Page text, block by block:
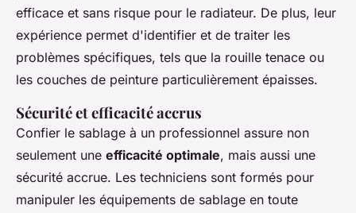
efficace et sans risque pour le radiateur. De plus, leur
expérience permet d'identifier et de traiter les
problèmes spécifiques, tels que la rouille tenace ou
les couches de peinture particulièrement épaisses.
Sécurité et efficacité accrus
Confier le sablage à un professionnel assure non
seulement une efficacité optimale, mais aussi une
sécurité accrue. Les techniciens sont formés pour
manipuler les équipements de sablage en toute